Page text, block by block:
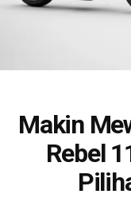
Makin
Rebel